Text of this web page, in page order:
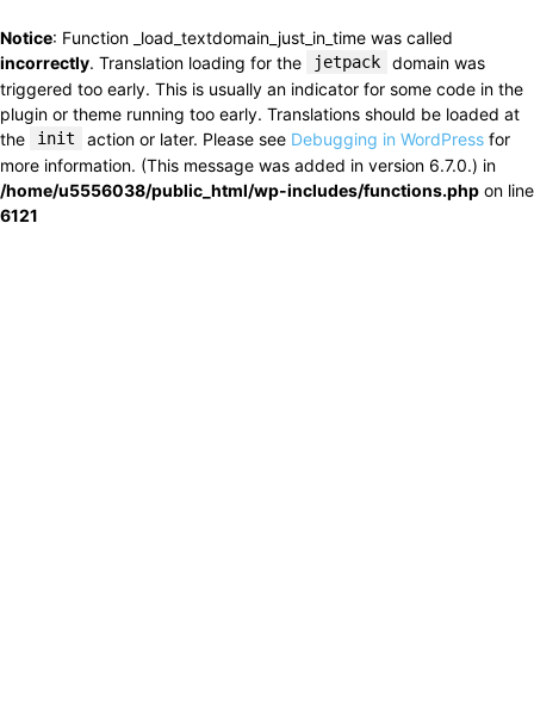
Notice: Function _load_textdomain_just_in_time was called
incorrectly. Translation loading for the jetpack
domain was
triggered too early. This is usually an indicator for some code in the
plugin or theme running too early. Translations should be loaded at
the
init action or later. Please see Debugging in WordPress for
more information. (This message was added in version 6.7.0.) in
/home/u5556038/public_html/wp-includes/functions.php on line
6121